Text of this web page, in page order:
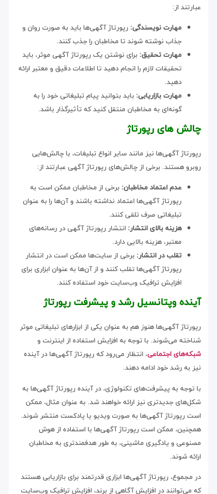
عبارتند از:
مهارت نویسندگی: رپورتاژ آگهی‌ها باید به صورت روان و
جذاب نوشته شوند تا مخاطبان را جذب کنند.
مهارت تحقیق: برای نوشتن یک رپورتاژ آگهی موثر، باید
تحقیقات لازم را انجام دهید تا اطلاعات دقیق و معتبر ارائه
دهید.
مهارت بازاریابی: باید بتوانید پیام تبلیغاتی خود را به
گونه‌ای به مخاطبان منتقل کنید که تأثیرگذار باشد.
چالش های رپورتاژ
رپورتاژ آگهی‌ها نیز مانند سایر انواع تبلیغات، با چالش‌هایی
روبرو هستند. برخی از چالش‌های رپورتاژ آگهی عبارتند از:
عدم اعتماد مخاطبان: برخی از مخاطبان ممکن است به
رپورتاژ آگهی‌ها اعتماد نداشته باشند و آن‌ها را به عنوان
تبلیغاتی صرف تلقی کنند.
هزینه بالای انتشار: انتشار رپورتاژ آگهی در رسانه‌های
معتبر، هزینه بالایی دارد.
تقلب در انتشار: برخی از سایت‌ها ممکن است در انتشار
رپورتاژ آگهی‌ها تقلب کنند و از آن‌ها به عنوان ابزاری برای
افزایش ترافیک وب‌سایت خود استفاده کنند.
آینده وپتانسیل رشد و پیشرفت رپورتاژ
رپورتاژ آگهی‌ها هنوز هم به عنوان یکی از ابزارهای تبلیغاتی موثر
شناخته می‌شوند. با توجه به افزایش استفاده از اینترنت و
شبکه‌های اجتماعی، انتظار می‌رود که رپورتاژ آگهی‌ها در آینده
نیز به رشد خود ادامه دهند.
با توجه به پیشرفت‌های تکنولوژی، در آینده رپورتاژ آگهی‌ها به
شکل‌های جدیدتری نیز ارائه خواهند شد. به عنوان مثال، ممکن
است رپورتاژ آگهی‌ها به صورت ویدیو یا پادکست منتشر شوند.
همچنین، ممکن است رپورتاژ آگهی‌ها با استفاده از هوش
مصنوعی و یادگیری ماشینی، به طور هدفمندتری به مخاطبان
ارائه شوند.
در مجموع، رپورتاژ آگهی‌ها ابزاری قدرتمند برای بازاریابی هستند
که می‌توانند در افزایش آگاهی از برند، افزایش ترافیک وب‌سایت